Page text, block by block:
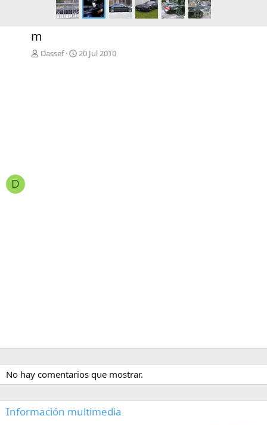
D
m
Dassef 20 Jul 2010
No hay comentarios que mostrar.
Información multimedia